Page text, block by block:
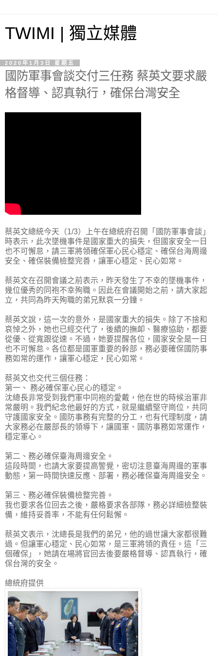
TWIMI | 獨立媒體
2020年1月3日 星期五
國防軍事會談交付三任務 蔡英文要求嚴
格督導、認真執行，確保台灣安全
蔡英文總統今天（1/3）上午在總統府召開「國防軍事會談」
時表示，此次墜機事件是國家重大的損失，但國家安全一日
也不可懈怠，請三軍將領確保軍心民心穩定、確保台海周邊
安全、確保裝備檢整完善，讓軍心穩定、民心如常。
蔡英文在召開會議之前表示，昨天發生了不幸的墜機事件，
幾位優秀的同袍不幸殉職。因此在會議開始之前，請大家起
立，共同為昨天殉職的弟兄默哀一分鐘。
蔡英文說，這一次的意外，是國家重大的損失。除了不捨和
哀悼之外，她也已經交代了，後續的撫卹、醫療協助，都要
從優、從寬跟從速。不過，她要提醒各位，國家安全是一日
也不可懈怠。各位都是國軍重要的幹部，務必要確保國防事
務如常的運作，讓軍心穩定，民心如常。
蔡英文也交代三個任務：
第一、 務必確保軍心民心的穩定。
沈總長非常受到我們軍中同袍的愛戴，他在世的時候治軍非
常嚴明。我們紀念他最好的方式，就是繼續堅守崗位，共同
守護國家安全。國防事務有完整的分工，也有代理制度，請
大家務必在嚴部長的領導下，讓國軍、國防事務如常運作，
穩定軍心。
第二、務必確保臺海周邊安全。
這段時間，也請大家要提高警覺，密切注意臺海周邊的軍事
動態，第一時間快速反應、部署，務必確保臺海周邊安全。
第三、務必確保裝備檢整完善。
我也要求各位回去之後，嚴格要求各部隊，務必詳細檢整裝
備，維持妥善率，不能有任何鬆懈。
蔡英文表示，沈總長是我們的弟兄，他的過世讓大家都很難
過。但讓軍心穩定、民心如常，是三軍將領的責任。這「三
個確保」，她請在場將官回去後要嚴格督導、認真執行，確
保台灣的安全。
總統府提供